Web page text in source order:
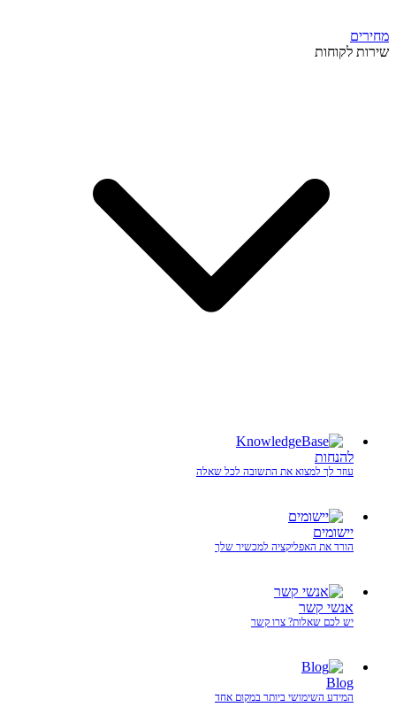
מחירים
שירות לקוחות
להנחות
עוזר לך למצוא את התשובה לכל שאלה
יישומים
הורד את האפליקציה למכשיר שלך
אנשי קשר
יש לכם שאלות? צרו קשר
Blog
המידע השימושי ביותר במקום אחד